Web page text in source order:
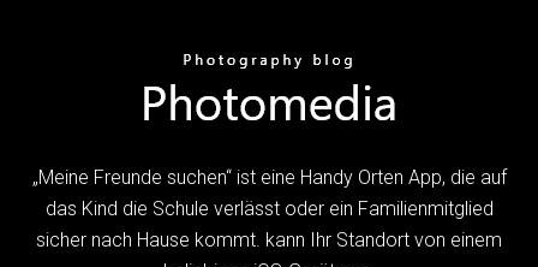
„Meine Freunde suchen“ ist eine Handy Orten App, die auf
das Kind die Schule verlässt oder ein Familienmitglied
sicher nach Hause kommt. kann Ihr Standort von einem